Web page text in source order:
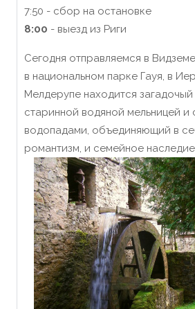
7:50 - сбор на остановке
8:00 - выезд из Риги
Сегодня отправляемся в
в национальном парке Гауя, в
Мелдерупе находится
старинной водяной мельницей и
водопадами, объединяющий в
романтизм, и семейное